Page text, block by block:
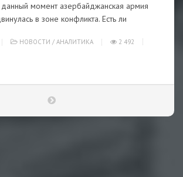
данный момент азербайджанская армия
в зоне конфликта. Есть ли
НОВОСТИ / АНАЛИТИКА
2 492